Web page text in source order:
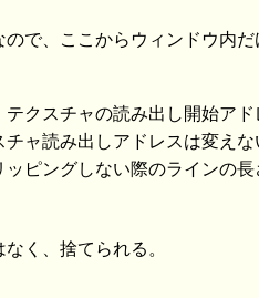
で、ここからウィンドウ内
クスチャの読み出し開始アド
ャ読み出しアドレスは変えな
ピングしない際のラインの長
く、捨てられる。